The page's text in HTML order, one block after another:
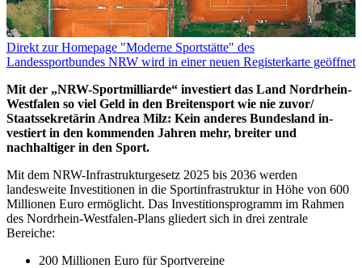
Direkt zur Homepage "Moderne Sportstätte" des
Landessportbundes NRW wird in einer neuen Registerkarte geöffnet
Mit der „NRW-Sportmilliarde“ investiert das Land Nordrhein-
Westfalen so viel Geld in den Breitensport wie nie zuvor/
Staatssekretärin Andrea Milz: Kein anderes Bundesland in-
vestiert in den kommenden Jahren mehr, breiter und
nachhaltiger in den Sport.
Mit dem NRW-Infrastrukturgesetz 2025 bis 2036 werden
landesweite Investitionen in die Sportinfrastruktur in Höhe von 600
Millionen Euro ermöglicht. Das Investitionsprogramm im Rahmen
des Nordrhein-Westfalen-Plans gliedert sich in drei zentrale
Bereiche:
200 Millionen Euro für Sportvereine